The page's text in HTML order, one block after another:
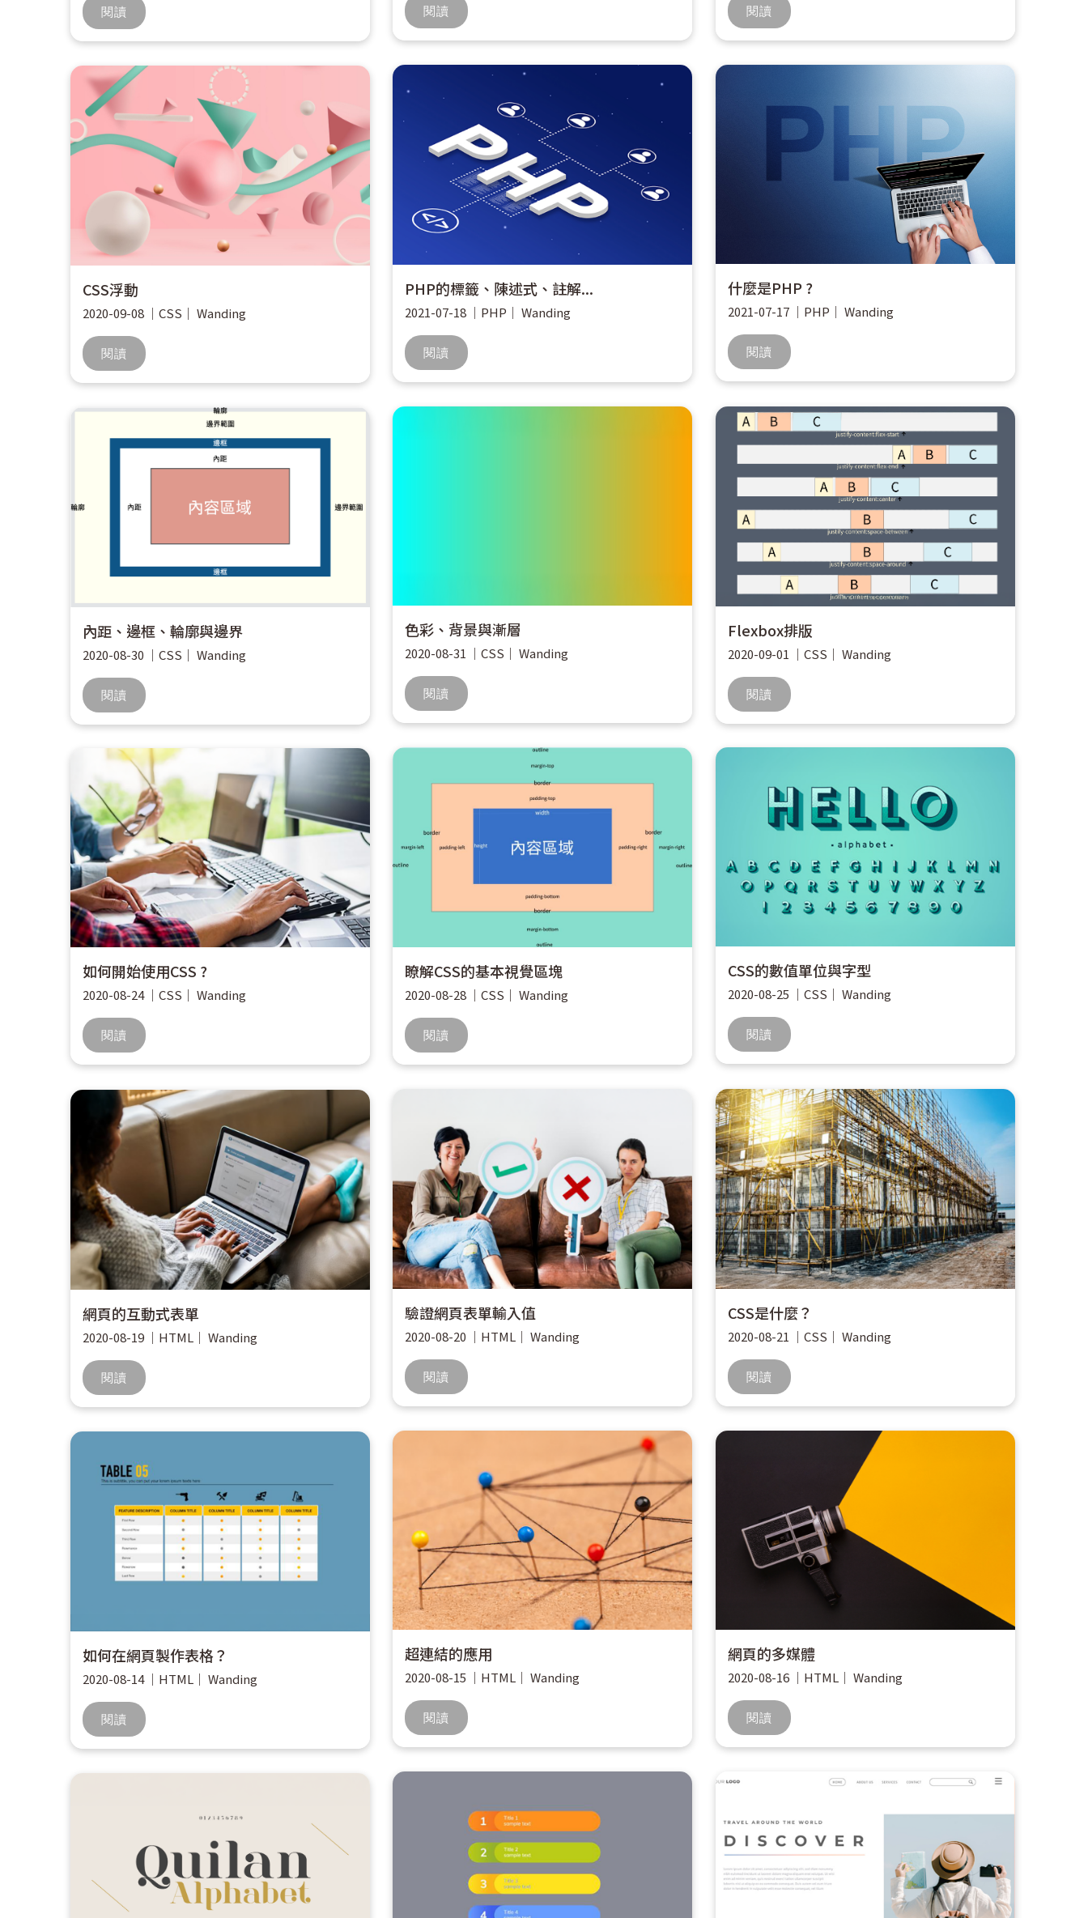
閱讀 閱讀 閱讀
PHP的標籤、陳述式、註解...
2021-07-18 ｜ PHP ｜ Wanding
閱讀
什麼是PHP ?
2021-07-17 ｜ PHP ｜ Wanding
閱讀
CSS浮動
2020-09-08 ｜ CSS ｜ Wanding
閱讀
Flexbox排版
2020-09-01 ｜ CSS ｜ Wanding
閱讀
色彩、背景與漸層
2020-08-31 ｜ CSS ｜ Wanding
閱讀
內距、邊框、輪廓與邊界
2020-08-30 ｜ CSS ｜ Wanding
閱讀
瞭解CSS的基本視覺區塊
2020-08-28 ｜ CSS ｜ Wanding
閱讀
CSS的數值單位與字型
2020-08-25 ｜ CSS ｜ Wanding
閱讀
如何開始使用CSS ?
2020-08-24 ｜ CSS ｜ Wanding
閱讀
CSS是什麼？
2020-08-21 ｜ CSS ｜ Wanding
閱讀
驗證網頁表單輸入值
2020-08-20 ｜ HTML ｜ Wanding
閱讀
網頁的互動式表單
2020-08-19 ｜ HTML ｜ Wanding
閱讀
網頁的多媒體
2020-08-16 ｜ HTML ｜ Wanding
閱讀
超連結的應用
2020-08-15 ｜ HTML ｜ Wanding
閱讀
如何在網頁製作表格？
2020-08-14 ｜ HTML ｜ Wanding
閱讀